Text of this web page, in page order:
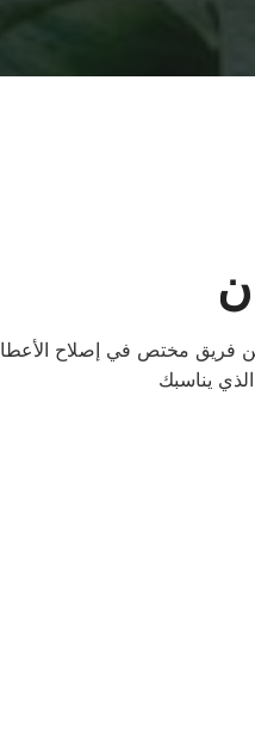
فريق مختص في إصلاح